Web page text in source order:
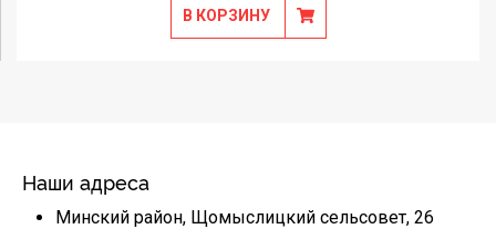
В КОРЗИНУ
Наши адреса
Минский район, Щомыслицкий сельсовет, 26